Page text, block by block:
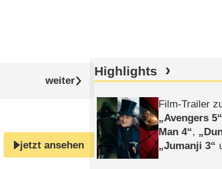
jetzt ansehen
Highlights
Film-Trailer
Avengers 5
Man 4 ,
Jumanji 3